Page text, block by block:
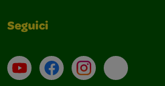
Seguici
Su YouTube
ContattiProfilo Instagram
Email